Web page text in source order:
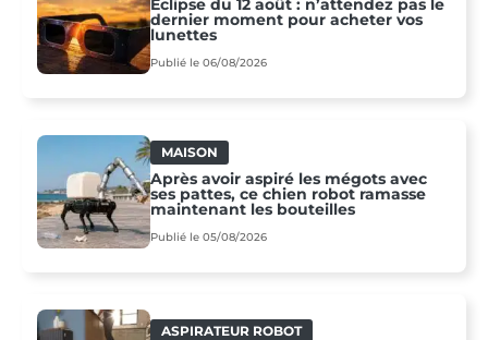
dernier moment pour acheter vos
lunettes
Publié le 06/08/2026
MAISON
Après avoir aspiré les mégots avec
ses pattes, ce chien robot ramasse
maintenant les bouteilles
Publié le 05/08/2026
ASPIRATEUR ROBOT